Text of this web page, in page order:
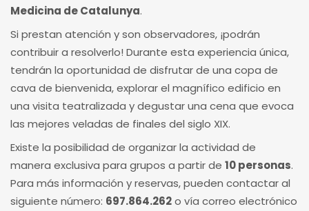
Medicina de Catalunya.
Si prestan atención y son observadores, ¡podrán
contribuir a resolverlo! Durante esta experiencia única,
tendrán la oportunidad de disfrutar de una copa de
cava de bienvenida, explorar el magnífico edificio en
una visita teatralizada y degustar una cena que evoca
las mejores veladas de finales del siglo XIX.
Existe la posibilidad de organizar la actividad de
manera exclusiva para grupos a partir de 10 personas.
Para más información y reservas, pueden contactar al
siguiente número: 697.864.262o vía correo electrónico